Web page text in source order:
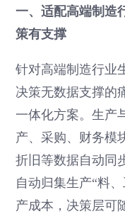
一、适配高端制造
策有支撑
针对高端制造行业
决策无数据支撑的
一体化方案。生产
产、采购、财务模
折旧等数据自动同
自动归集生产“料
产成本，决策层可